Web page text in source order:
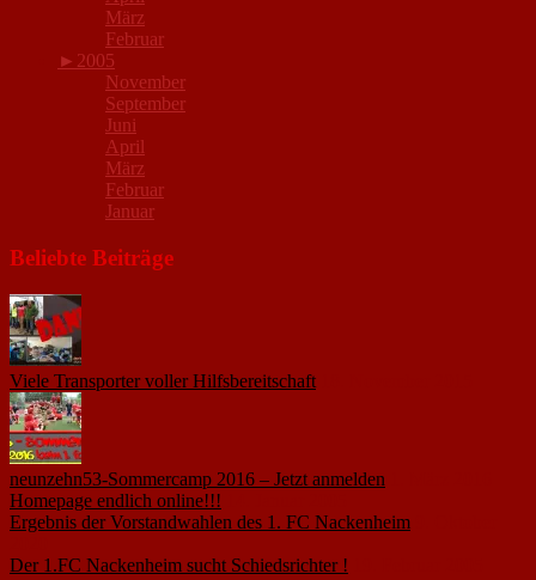
März
Februar
► 2005
November
September
Juni
April
März
Februar
Januar
Beliebte Beiträge
Viele Transporter voller Hilfsbereitschaft
neunzehn53-Sommercamp 2016 – Jetzt anmelden
Homepage endlich online!!!
Ergebnis der Vorstandwahlen des 1. FC Nackenheim
Der 1.FC Nackenheim sucht Schiedsrichter !